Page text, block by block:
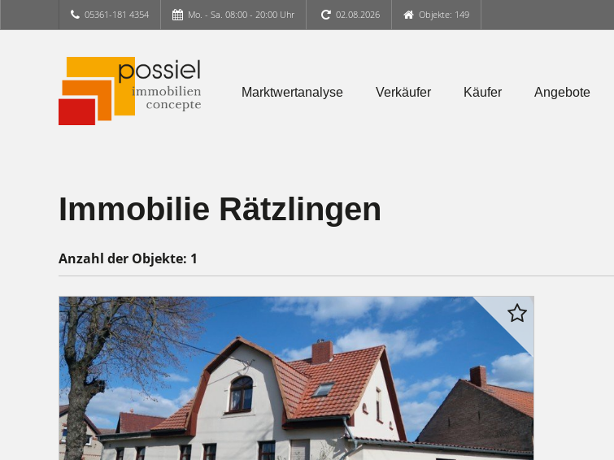
05361-181 4354 Mo. - Sa. 08:00 - 20:00 Uhr 02.08.2026 Objekte: 149
Marktwertanalyse Verkäufer Käufer Angebote
Immobilie Rätzlingen
Anzahl der Objekte: 1